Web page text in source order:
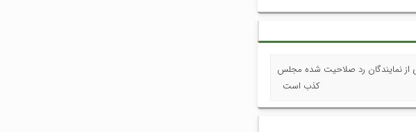
از نمایندگان رد صلاحیت شده مجلس
کذب است